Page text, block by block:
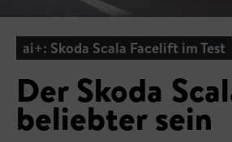
ai+: Skoda Scala Facelift im Test
Der Skoda
beliebter sein